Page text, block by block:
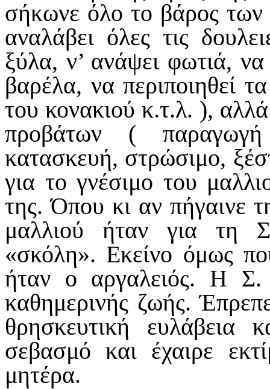
σήκωνε όλο το βάρος των
αναλάβει όλες τις
ξύλα, ν’ ανάψει φωτιά,
βαρέλα, να περιποιηθεί
του κονακιού κ.τ.λ. ), αλλά
προβάτων ( παραγωγή
κατασκευή, στρώσιμο,
για το γνέσιμο του
της. Όπου κι αν πήγαινε
μαλλιού ήταν για τη
«σκόλη». Εκείνο όμως
ήταν ο αργαλειός. Η Σ.
καθημερινής ζωής.
θρησκευτική ευλάβεια
σεβασμό και έχαιρε
μητέρα.